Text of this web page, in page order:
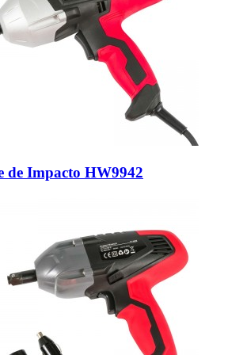
de Impacto HW9942